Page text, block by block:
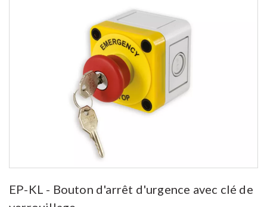
EP-KL - Bouton d'arrêt d'urgence avec clé de